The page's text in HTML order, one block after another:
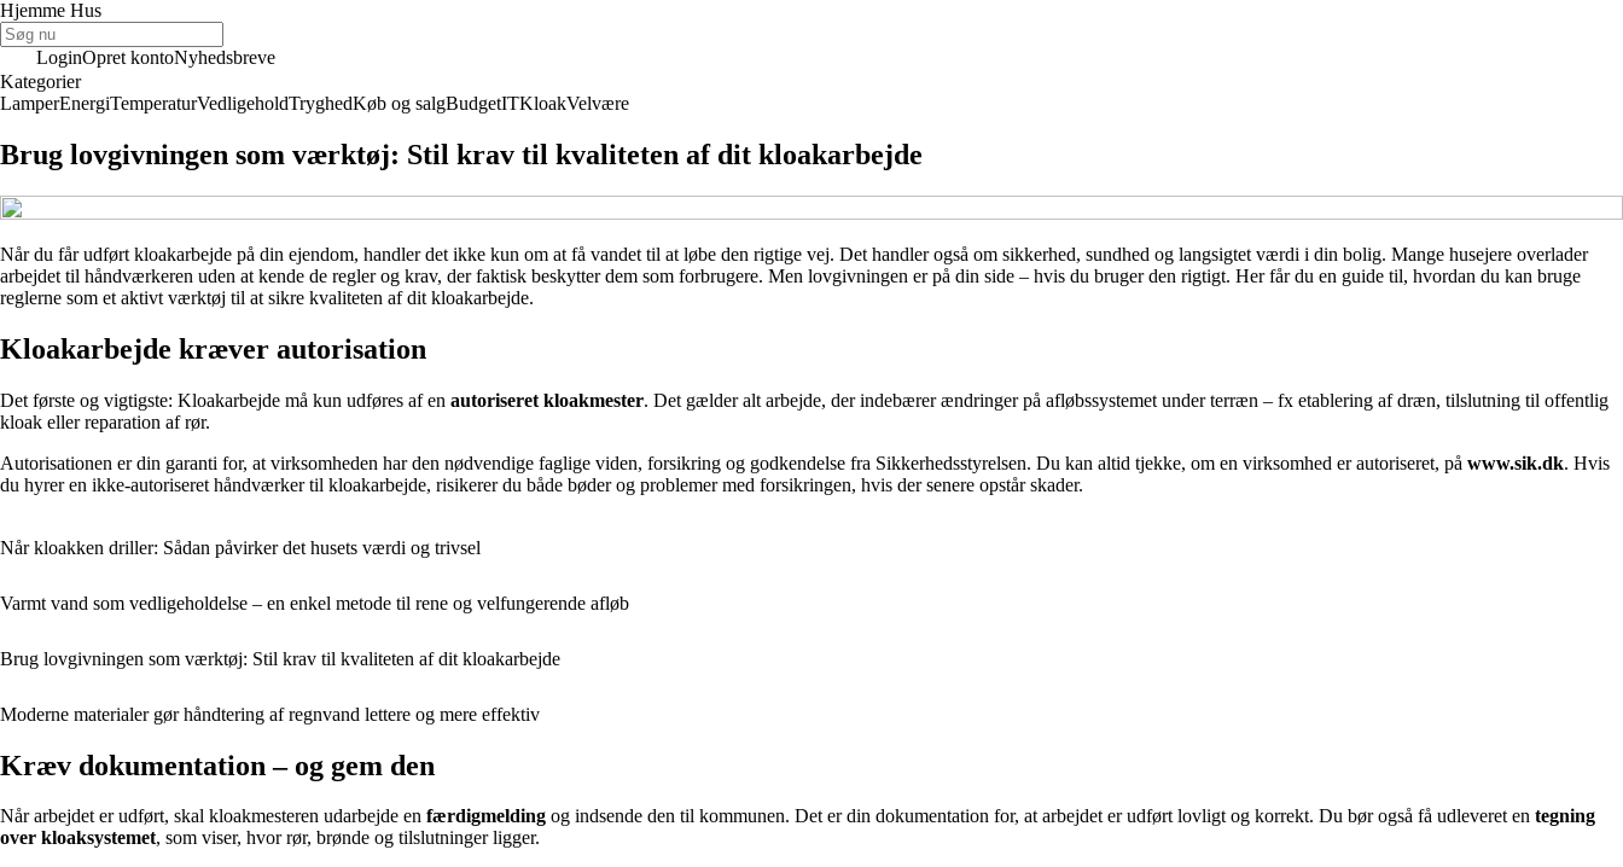
Hjemme Hus
LoginOpret kontoNyhedsbreve
Kategorier
LamperEnergiTemperaturVedligeholdTryghedKøb og salgBudgetITKloakVelvære
Brug lovgivningen som værktøj: Stil krav til kvaliteten af dit kloakarbejde
Når du får udført kloakarbejde på din ejendom, handler det ikke kun om at få vandet til at løbe den rigtige vej. Det handler også om sikkerhed, sundhed og langsigtet værdi i din bolig. Mange husejere overlader
arbejdet til håndværkeren uden at kende de regler og krav, der faktisk beskytter dem som forbrugere. Men lovgivningen er på din side – hvis du bruger den rigtigt. Her får du en guide til, hvordan du kan bruge
reglerne som et aktivt værktøj til at sikre kvaliteten af dit kloakarbejde.
Kloakarbejde kræver autorisation
Det første og vigtigste: Kloakarbejde må kun udføres af en autoriseret kloakmester. Det gælder alt arbejde, der indebærer ændringer på afløbssystemet under terræn – fx etablering af dræn, tilslutning til offentlig
kloak eller reparation af rør.
Autorisationen er din garanti for, at virksomheden har den nødvendige faglige viden, forsikring og godkendelse fra Sikkerhedsstyrelsen. Du kan altid tjekke, om en virksomhed er autoriseret, på www.sik.dk. Hvis
du hyrer en ikke-autoriseret håndværker til kloakarbejde, risikerer du både bøder og problemer med forsikringen, hvis der senere opstår skader.
Når kloakken driller: Sådan påvirker det husets værdi og trivsel
Varmt vand som vedligeholdelse – en enkel metode til rene og velfungerende afløb
Brug lovgivningen som værktøj: Stil krav til kvaliteten af dit kloakarbejde
Moderne materialer gør håndtering af regnvand lettere og mere effektiv
Kræv dokumentation – og gem den
Når arbejdet er udført, skal kloakmesteren udarbejde en færdigmelding og indsende den til kommunen. Det er din dokumentation for, at arbejdet er udført lovligt og korrekt. Du bør også få udleveret en tegning
over kloaksystemet, som viser, hvor rør, brønde og tilslutninger ligger.